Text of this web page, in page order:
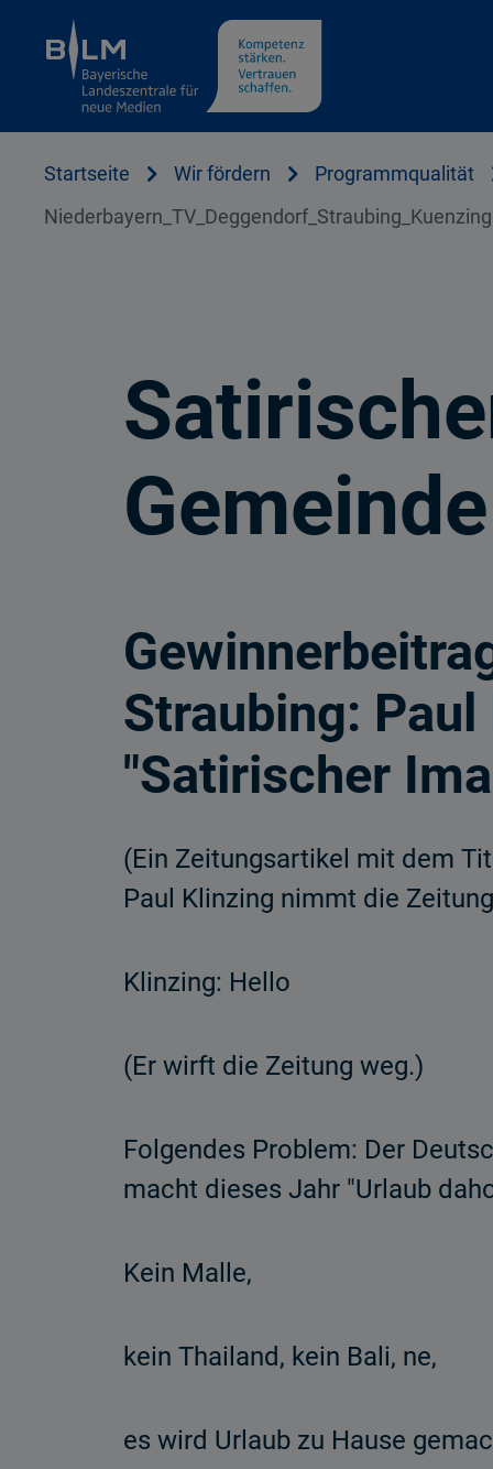
Cookie Hinweis
Startseite Wir fördern Programmqualität
Niederbayern_TV_Deggendorf_Straubing_Kuenzing
Straubing:
"Satirischer
(Ein Zeitungsartikel mit dem
Paul Klinzing nimmt die
Klinzing: Hello
(Er wirft die Zeitung weg.)
Folgendes Problem: Der
macht dieses Jahr "Urlaub
Kein Malle,
kein Thailand, kein Bali, ne,
es wird Urlaub zu Hause